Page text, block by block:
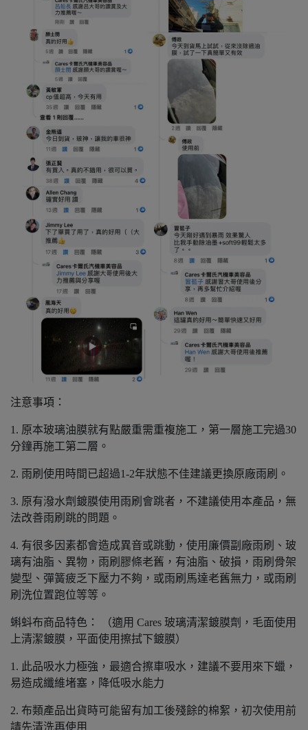
注意事項：
1. 原本玻璃油膜就有點嚴重需重複施工，第一層施工完過30
分鐘再施工第二層。
2. 雨刷使用時間已超過1-2年狀態不佳建議更換原廠雨刷。
3. 原有潑水劑鍍膜使用雨刷會跳者，不建議使用本產品，無
法改善雨刷跳的問題。
4. 有很多因素都會造成異音或跳動，使用廉價副廠雨刷、玻
璃有油脂、異物，雨刷膠條老舊，有油脂、破損，雨刷骨架
變型、彈簧疲乏下壓力不夠，或雨刷馬達老舊無力，或雨刷
刷洗位置跑位等等。
蝌蚪布商品特色： （適用 Cares 玻璃清潔鍍膜劑，毛面使用
上清潔鍍膜，平面使用擦拭下鍍膜）
1. 此品吸水力極強，最適合擦車吸水，建議不要用來下蠟，
易造成纖維堵塞，降低吸水能力
2. 布類產品出貨時可能留有加工後殘餘的棉絮，初次使用前
請先清洗再使用